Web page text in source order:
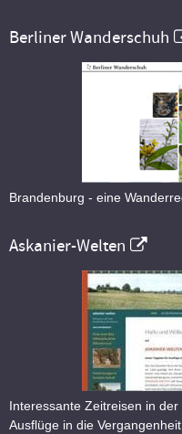
Berliner Wanderschuh
Brandenburg - eine
Askanier-Welten
Interessante Zeitreisen in
Ausflüge in die Vergangenheit